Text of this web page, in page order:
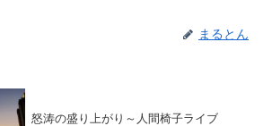
まるとん
怒涛の盛り上がり～人間椅子ライブ